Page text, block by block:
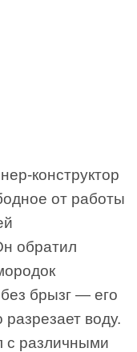
­конструктор
от работы
обратил
брызг — его
воду.
с различными